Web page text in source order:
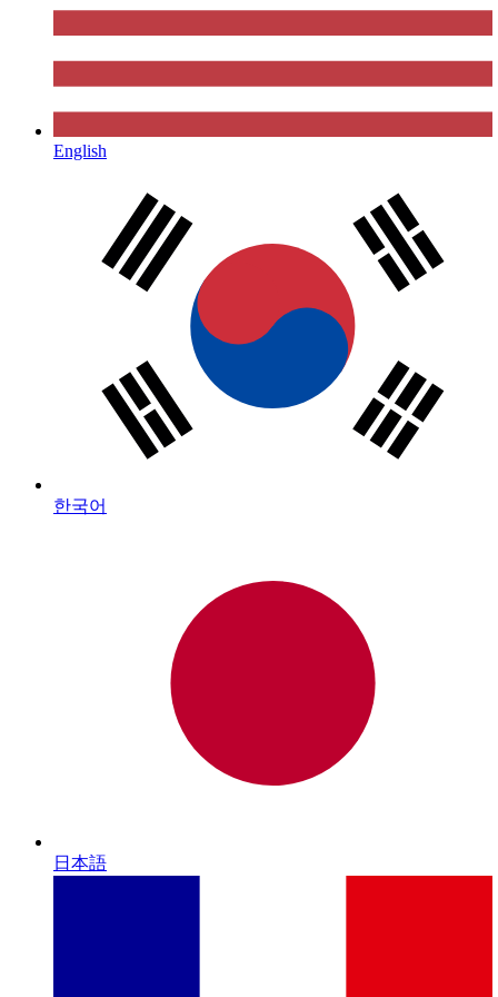
English
한국어
日本語